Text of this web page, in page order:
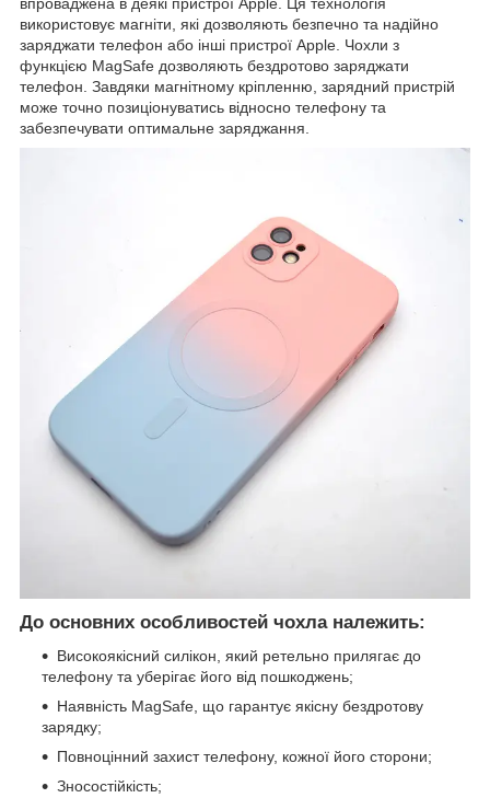
використовує магніти, які дозволяють безпечно та надійно
заряджати телефон або інші пристрої Apple. Чохли з
функцією MagSafe дозволяють бездротово заряджати
телефон. Завдяки магнітному кріпленню, зарядний пристрій
може точно позиціонуватись відносно телефону та
забезпечувати оптимальне заряджання.
До основних особливостей чохла належить:
Високоякісний силікон, який ретельно прилягає до
телефону та уберігає його від пошкоджень;
Наявність MagSafe, що гарантує якісну бездротову
зарядку;
Повноцінний захист телефону, кожної його сторони;
Зносостійкість;